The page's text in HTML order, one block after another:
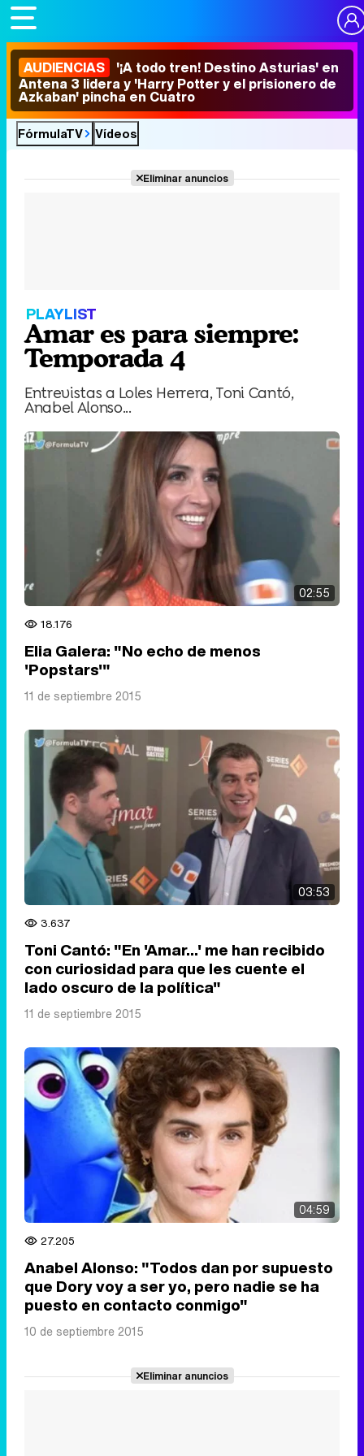
AUDIENCIAS '¡A todo tren! Destino Asturias' en
Antena 3 lidera y 'Harry Potter y el prisionero de
Azkaban' pincha en Cuatro
FórmulaTV Vídeos
Eliminar anuncios
PLAYLIST
Amar es para siempre:
Temporada 4
Entrevistas a Loles Herrera, Toni Cantó,
Anabel Alonso...
02:55
18.176
Elia Galera: "No echo de menos
'Popstars'"
11 de septiembre 2015
03:53
3.637
Toni Cantó: "En 'Amar...' me han recibido
con curiosidad para que les cuente el
lado oscuro de la política"
11 de septiembre 2015
04:59
27.205
Anabel Alonso: "Todos dan por supuesto
que Dory voy a ser yo, pero nadie se ha
puesto en contacto conmigo"
10 de septiembre 2015
Eliminar anuncios